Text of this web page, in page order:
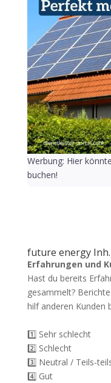
Werbung: Hier
buchen!
future energy
Erfahrungen und
Hast du bereits
gesammelt?
hilf anderen Kunden
1️⃣ Sehr schlecht
2️⃣ Schlecht
3️⃣ Neutral / Teils-
4️⃣ Gut